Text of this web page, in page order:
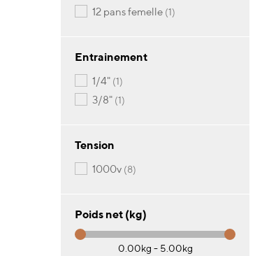
12 pans femelle 1article
Entrainement
1/4" 1article
3/8" 1article
Tension
1000v 8articles
Poids net (kg)
0.00kg - 5.00kg